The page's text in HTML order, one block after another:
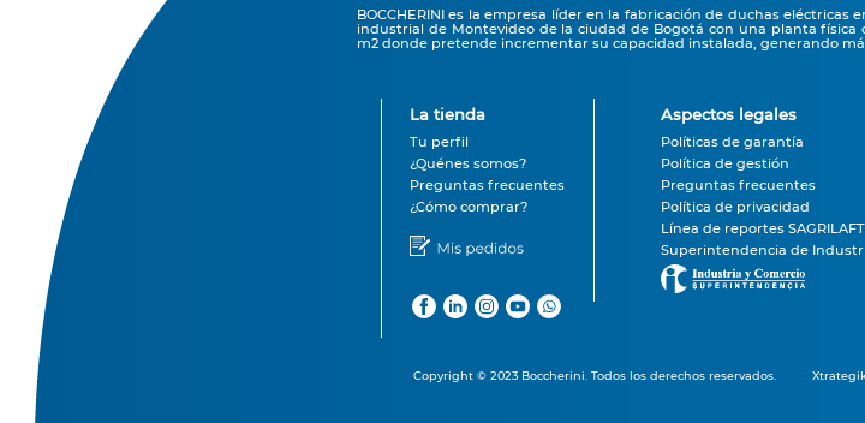
BOCCHERINI es la empresa líder en la fabricación de duchas eléctricas
industrial de Montevideo de la ciudad de Bogotá con una planta física
m2 donde pretende incrementar su capacidad instalada, generando
La tienda
Tu perfil
¿Quénes somos?
Preguntas frecuentes
¿Cómo comprar?
Aspectos legales
Políticas de garantía
Política de gestión
Preguntas frecuentes
Política de privacidad
Línea de reportes
Superintendencia de
Copyright © 2023 Boccherini. Todos los derechos reservados.